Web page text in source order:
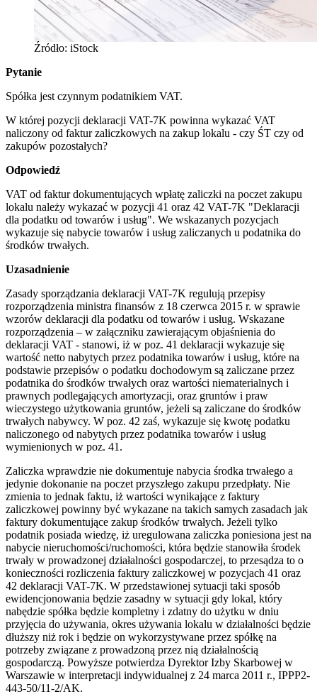
Źródło: iStock
Pytanie
Spółka jest czynnym podatnikiem VAT.
W której pozycji deklaracji VAT-7K powinna wykazać VAT
naliczony od faktur zaliczkowych na zakup lokalu - czy ŚT czy od
zakupów pozostałych?
Odpowiedź
VAT od faktur dokumentujących wpłatę zaliczki na poczet zakupu
lokalu należy wykazać w pozycji 41 oraz 42 VAT-7K "Deklaracji
dla podatku od towarów i usług". We wskazanych pozycjach
wykazuje się nabycie towarów i usług zaliczanych u podatnika do
środków trwałych.
Uzasadnienie
Zasady sporządzania deklaracji VAT-7K regulują przepisy
rozporządzenia ministra finansów z 18 czerwca 2015 r. w sprawie
wzorów deklaracji dla podatku od towarów i usług. Wskazane
rozporządzenia – w załączniku zawierającym objaśnienia do
deklaracji VAT - stanowi, iż w poz. 41 deklaracji wykazuje się
wartość netto nabytych przez podatnika towarów i usług, które na
podstawie przepisów o podatku dochodowym są zaliczane przez
podatnika do środków trwałych oraz wartości niematerialnych i
prawnych podlegających amortyzacji, oraz gruntów i praw
wieczystego użytkowania gruntów, jeżeli są zaliczane do środków
trwałych nabywcy. W poz. 42 zaś, wykazuje się kwotę podatku
naliczonego od nabytych przez podatnika towarów i usług
wymienionych w poz. 41.
Zaliczka wprawdzie nie dokumentuje nabycia środka trwałego a
jedynie dokonanie na poczet przyszłego zakupu przedpłaty. Nie
zmienia to jednak faktu, iż wartości wynikające z faktury
zaliczkowej powinny być wykazane na takich samych zasadach jak
faktury dokumentujące zakup środków trwałych. Jeżeli tylko
podatnik posiada wiedzę, iż uregulowana zaliczka poniesiona jest na
nabycie nieruchomości/ruchomości, która będzie stanowiła środek
trwały w prowadzonej działalności gospodarczej, to przesądza to o
konieczności rozliczenia faktury zaliczkowej w pozycjach 41 oraz
42 deklaracji VAT-7K. W przedstawionej sytuacji taki sposób
ewidencjonowania będzie zasadny w sytuacji gdy lokal, który
nabędzie spółka będzie kompletny i zdatny do użytku w dniu
przyjęcia do używania, okres używania lokalu w działalności będzie
dłuższy niż rok i będzie on wykorzystywane przez spółkę na
potrzeby związane z prowadzoną przez nią działalnością
gospodarczą. Powyższe potwierdza Dyrektor Izby Skarbowej w
Warszawie w interpretacji indywidualnej z 24 marca 2011 r., IPPP2-
443-50/11-2/AK.